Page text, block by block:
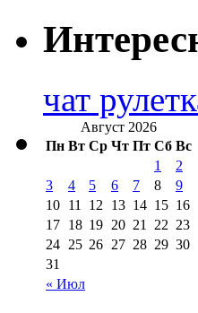
чат
Август 2026
Пн Вт Ср Чт Пт Сб Вс
« Июл
1
2
3
4 5 6 7 8
9
10 11 12 13 14 15 16
17 18 19 20 21 22 23
24 25 26 27 28 29 30
31